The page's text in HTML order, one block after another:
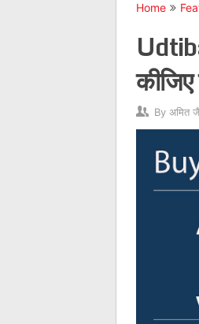
Home
By अमित